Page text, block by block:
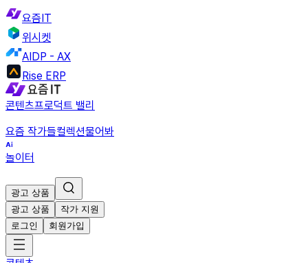
요즘IT
위시켓
AIDP - AX
Rise ERP
콘텐츠프로덕트 밸리
요즘 작가들컬렉션물어봐
놀이터
광고 상품
광고 상품
작가 지원
로그인
회원가입